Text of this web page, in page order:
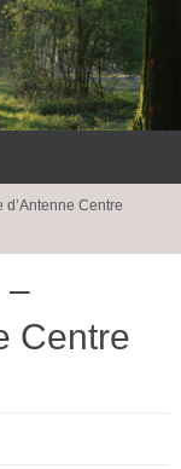
Centre
–
Centre